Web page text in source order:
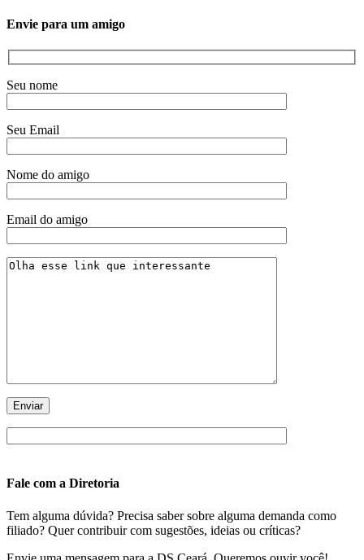
Envie para um amigo
Seu nome
Seu Email
Nome do amigo
Email do amigo
Fale com a Diretoria
Tem alguma dúvida? Precisa saber sobre alguma demanda como
filiado? Quer contribuir com sugestões, ideias ou críticas?